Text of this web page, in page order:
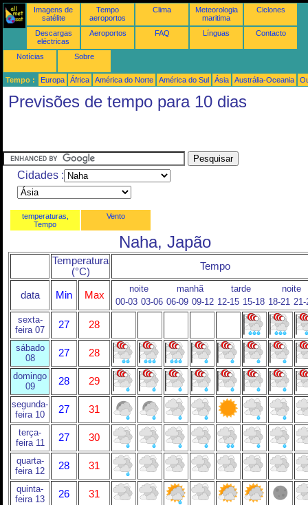
Imagens de
satélite
Tempo
aeroportos
Clima
Meteorologia
maritima
Ciclones
Descargas
eléctricas
Aeroportos FAQ Línguas Contacto
Notícias Sobre
Tempo : Europa África América do Norte América do Sul Ásia Austrália-Oceania
Previsões de tempo para 10 dias
Cidades :
temperaturas,
Tempo
Vento
Naha, Japão
Temperatura
(°C)
Tempo
data Min Max
noite manhã tarde
noite
00-03 03-06 06-09 09-12 12-15 15-18 18-21 21-
sexta-
feira 07
27 28
sábado
08
27 28
domingo
09
28 29
segunda-
feira 10
27 31
terça-
feira 11
27 30
quarta-
feira 12
28 31
quinta-
feira 13
26 31